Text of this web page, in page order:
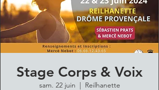
Stage Corps & Voix
sam. 22 juin
  |
Reilhanette